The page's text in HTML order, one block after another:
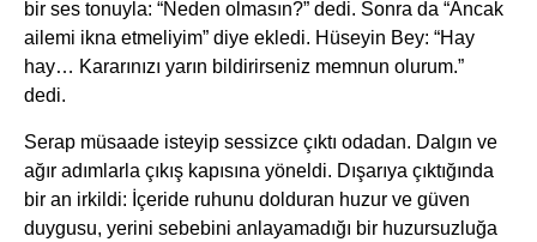
bir ses tonuyla: “Neden olmasın?” dedi. Sonra da “Ancak
ailemi ikna etmeliyim” diye ekledi. Hüseyin Bey: “Hay
hay… Kararınızı yarın bildirirseniz memnun olurum.”
dedi.
Serap müsaade isteyip sessizce çıktı odadan. Dalgın ve
ağır adımlarla çıkış kapısına yöneldi. Dışarıya çıktığında
bir an irkildi: İçeride ruhunu dolduran huzur ve güven
duygusu, yerini sebebini anlayamadığı bir huzursuzluğa